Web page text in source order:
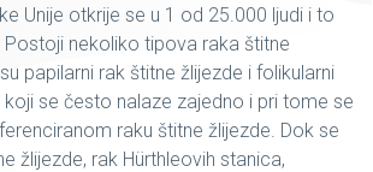
Unije otkrije se u 1 od 25.000 ljudi i to
Postoji nekoliko tipova raka štitne
papilarni rak štitne žlijezde i folikularni
koji se često nalaze zajedno i pri tome se
raku štitne žlijezde. Dok se
žlijezde, rak Hürthleovih stanica,